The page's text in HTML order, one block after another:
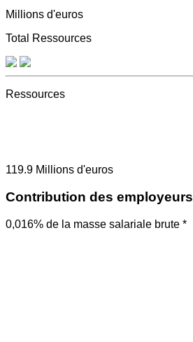
Millions d'euros
Total Ressources
Ressources
119.9 Millions d'euros
Contribution des employeurs
0,016% de la masse salariale brute *